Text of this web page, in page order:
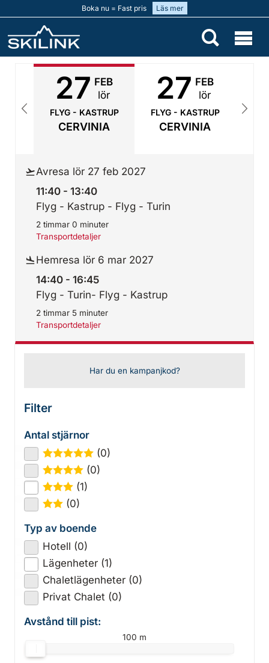
Boka nu = Fast pris Läs mer
27 FEB
lör
FLYG - KASTRUP
CERVINIA
27 FEB
lör
FLYG - KASTRUP
CERVINIA
Avresa lör 27 feb 2027
11:40 - 13:40
Flyg - Kastrup - Flyg - Turin
2 timmar 0 minuter
Transportdetaljer
Hemresa lör 6 mar 2027
14:40 - 16:45
Flyg - Turin- Flyg - Kastrup
2 timmar 5 minuter
Transportdetaljer
Har du en kampanjkod?
Filter
Antal stjärnor
★★★★★
(0)
★★★★
(0)
★★★
(1)
★★
(0)
Typ av boende
Hotell (0)
Lägenheter (1)
Chaletlägenheter (0)
Privat Chalet (0)
Avstånd till pist:
100 m